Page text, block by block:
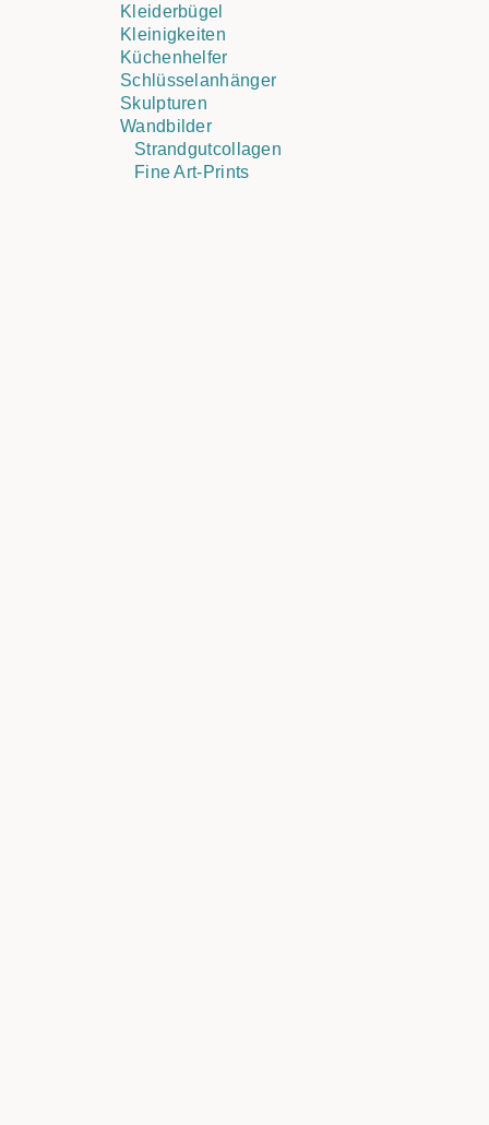
Kleiderbügel
Kleinigkeiten
Küchenhelfer
Schlüsselanhänger
Skulpturen
Wandbilder
Strandgutcollagen
Fine Art-Prints